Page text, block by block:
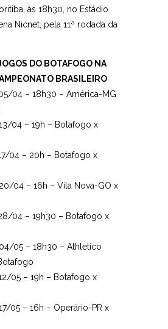
às 18h30, no Estádio
Nicnet, pela 11ª rodada da
DO BOTAFOGO NA
BRASILEIRO
04 – 18h30 – América-MG
04 – 19h – Botafogo x
04 – 20h – Botafogo x
04 – 16h – Vila Nova-GO x
04 – 19h30 – Botafogo x
05 – 18h30 – Athletico
05 – 19h – Botafogo x
05 – 16h – Operário-PR x